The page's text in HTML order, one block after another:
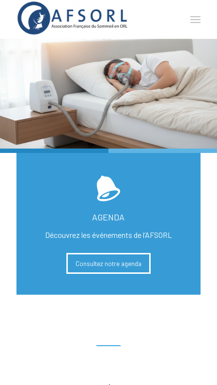
AGENDA
Découvrez les événements de l’AFSORL
Consultez notre agenda